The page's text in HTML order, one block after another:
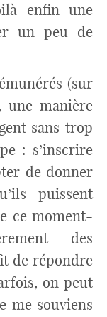
enfin une
un peu de
(sur
manière
sans trop
: s’inscrire
de donner
puissent
ce moment-
des
de répondre
on peut
me souviens